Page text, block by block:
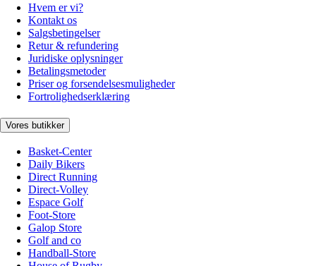
Hvem er vi?
Kontakt os
Salgsbetingelser
Retur & refundering
Juridiske oplysninger
Betalingsmetoder
Priser og forsendelsesmuligheder
Fortrolighedserklæring
Vores butikker
Basket-Center
Daily Bikers
Direct Running
Direct-Volley
Espace Golf
Foot-Store
Galop Store
Golf and co
Handball-Store